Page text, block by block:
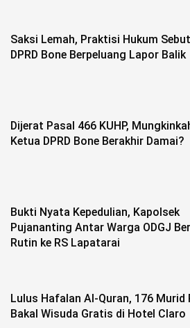
Saksi Lemah, Praktisi Hukum
DPRD Bone Berpeluang Lapor Balik
Dijerat Pasal 466 KUHP,
Ketua DPRD Bone Berakhir Damai?
Bukti Nyata Kepedulian, Kapolsek
Pujananting Antar Warga ODGJ
Rutin ke RS Lapatarai
Lulus Hafalan Al-Quran, 176 Murid
Bakal Wisuda Gratis di Hotel Claro